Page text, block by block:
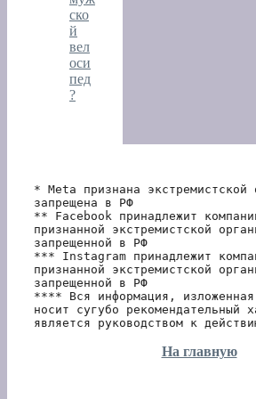
ско
й
вел
оси
пед
?
* Meta признана экстремистской
запрещена в РФ
** Facebook принадлежит
признанной экстремистской
запрещенной в РФ
*** Instagram принадлежит
признанной экстремистской
запрещенной в РФ
**** Вся информация,
носит сугубо рекомендательный
является руководством к
На главную